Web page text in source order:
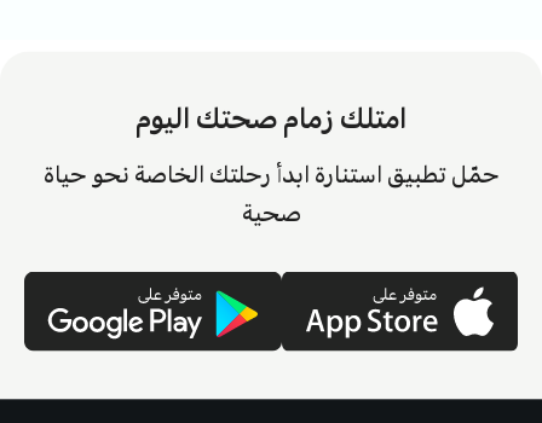
امتلك زمام صحتك اليوم
حمّل تطبيق استنارة ابدأ رحلتك الخاصة نحو حياة
صحية